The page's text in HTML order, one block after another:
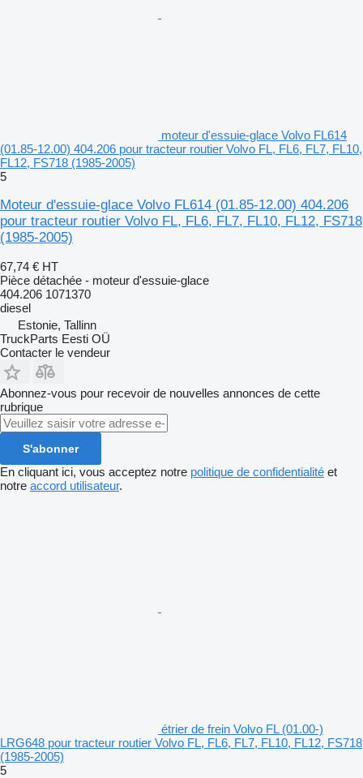
moteur d'essuie-glace Volvo FL614
(01.85-12.00) 404.206 pour tracteur routier Volvo FL, FL6, FL7, FL10,
FL12, FS718 (1985-2005)
5
Moteur d'essuie-glace Volvo FL614 (01.85-12.00) 404.206
pour tracteur routier Volvo FL, FL6, FL7, FL10, FL12, FS718
(1985-2005)
67,74 € HT
Pièce détachée - moteur d'essuie-glace
404.206 1071370
diesel
Estonie, Tallinn
TruckParts Eesti OÜ
Contacter le vendeur
Abonnez-vous pour recevoir de nouvelles annonces de cette
rubrique
S'abonner
En cliquant ici, vous acceptez notre politique de confidentialité et
notre accord utilisateur.
étrier de frein Volvo FL (01.00-)
LRG648 pour tracteur routier Volvo FL, FL6, FL7, FL10, FL12, FS718
(1985-2005)
5